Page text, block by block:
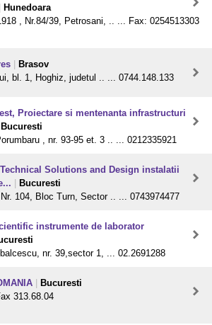
Hunedoara
, Nr.84/39, Petrosani, .. ... Fax: 0254513303
Brasov
bl. 1, Hoghiz, judetul .. ... 0744.148.133
Proiectare si mentenanta infrastructuri
Bucuresti
, nr. 93-95 et. 3 .. ... 0212335921
Solutions and Design instalatii
Bucuresti
104, Bloc Turn, Sector .. ... 0743974477
instrumente de laborator
nr. 39,sector 1, ... 02.2691288
Bucuresti
313.68.04